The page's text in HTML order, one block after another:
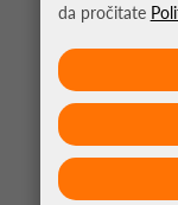
PIKADO
4,95 €
da pročitate